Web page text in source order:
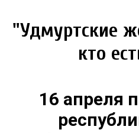
"Удмуртские
кто
16 апреля